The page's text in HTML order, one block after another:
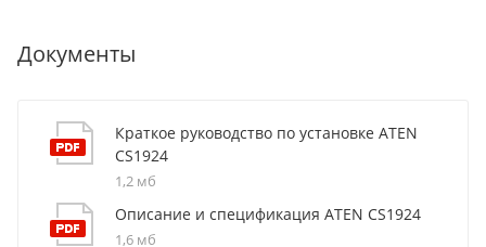
Документы
Краткое руководство по установке ATEN
CS1924
1,2 мб
Описание и спецификация ATEN CS1924
1,6 мб